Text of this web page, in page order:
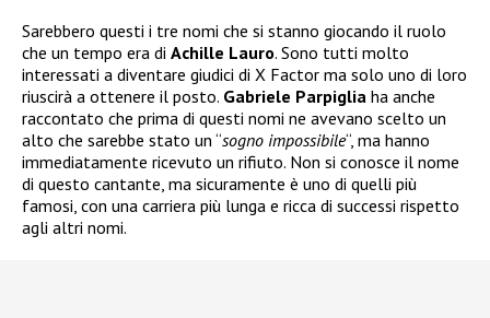
Sarebbero questi i tre nomi che si stanno giocando il ruolo
che un tempo era di Achille Lauro. Sono tutti molto
interessati a diventare giudici di X Factor ma solo uno di loro
riuscirà a ottenere il posto. Gabriele Parpiglia ha anche
raccontato che prima di questi nomi ne avevano scelto un
alto che sarebbe stato un “sogno impossibile“, ma hanno
immediatamente ricevuto un rifiuto. Non si conosce il nome
di questo cantante, ma sicuramente è uno di quelli più
famosi, con una carriera più lunga e ricca di successi rispetto
agli altri nomi.